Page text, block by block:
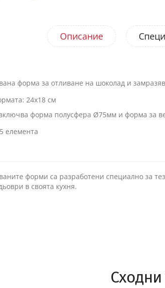
Описание
форма за отливане на шоколад и
24х18 см
форма полусфера Ø75мм и форма за
елемента
форми са разработени специално за
в своята кухня.